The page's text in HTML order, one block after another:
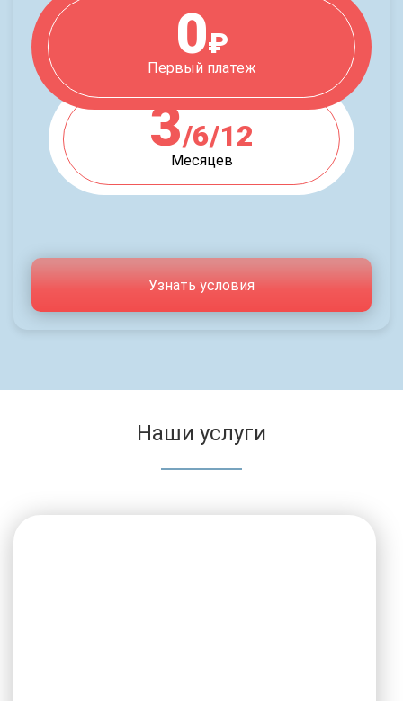
0₽
Первый платеж
3/6/12
Месяцев
Узнать условия
Наши услуги